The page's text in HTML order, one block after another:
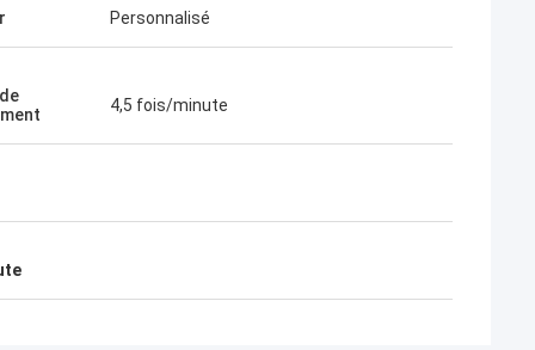
Personnalisé
4,5 fois/minute